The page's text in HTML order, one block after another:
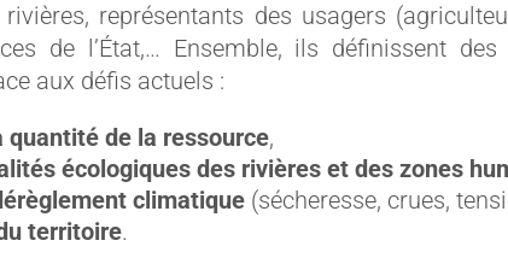
représentants des usagers
de l’État,… Ensemble, ils définissent
aux défis actuels :
quantité de la ressource,
écologiques des rivières et des zones
climatique(sécheresse, crues,
territoire.